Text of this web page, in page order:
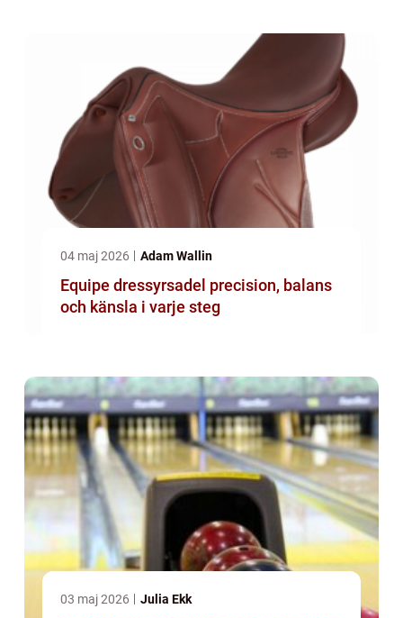
04 maj 2026 Adam Wallin
Equipe dressyrsadel precision, balans
och känsla i varje steg
03 maj 2026 Julia Ekk